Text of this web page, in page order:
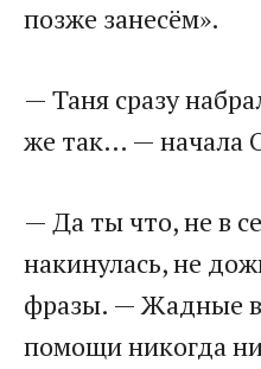
позже занесём».
— Таня сразу
же так… — начала
— Да ты что, не в
накинулась, не
фразы. — Жадные
помощи никогда